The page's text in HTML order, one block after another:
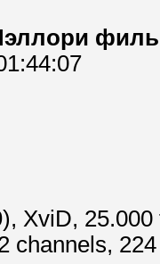
XviD,
channels,